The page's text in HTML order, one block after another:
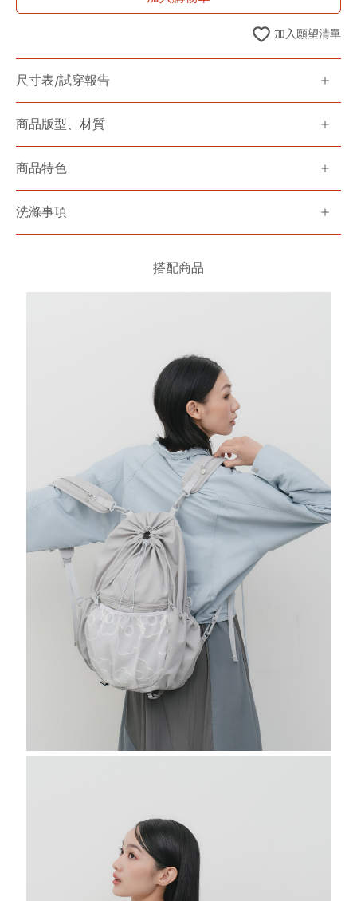
加入願望清單
尺寸表/試穿報告
商品版型、材質
商品特色
洗滌事項
搭配商品